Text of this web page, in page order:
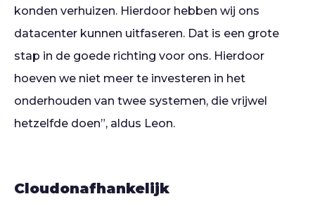
konden verhuizen. Hierdoor hebben wij ons
datacenter kunnen uitfaseren. Dat is een grote
stap in de goede richting voor ons. Hierdoor
hoeven we niet meer te investeren in het
onderhouden van twee systemen, die vrijwel
hetzelfde doen”, aldus Leon.
Cloudonafhankelijk